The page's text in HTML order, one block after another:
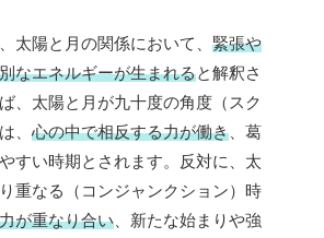
太陽と月の関係において、 緊張や
なエネルギーが生まれると解釈さ
、太陽と月が九十度の角度（スク
、 心の中で相反する力が働き 、葛
すい時期とされます。反対に、太
重なる（コンジャンクション）時
が重なり合い 、新たな始まりや強